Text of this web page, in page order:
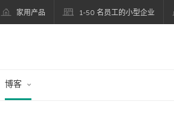
家用产品 1-50 名员工的小型企业
博客